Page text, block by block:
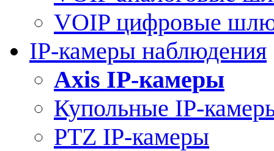
VOIP цифровые
IP-камеры наблюдения
Axis IP-камеры
Купольные IP-
PTZ IP-камеры